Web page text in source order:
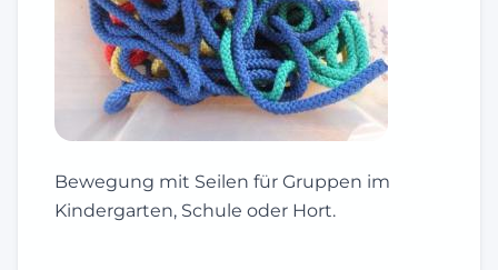
Bewegung mit Seilen für Gruppen im
Kindergarten, Schule oder Hort.